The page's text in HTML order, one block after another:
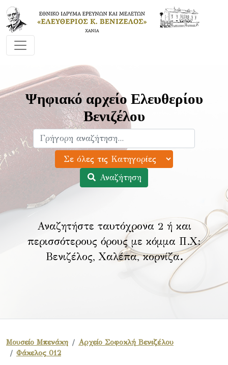
Ψηφιακό αρχείο Ελευθερίου
Βενιζέλου
Αναζήτηση
Αναζητήστε ταυτόχρονα 2 ή και
περισσότερους όρους με κόμμα Π.Χ:
Βενιζέλος, Χαλέπα, κορνίζα.
Μουσείο Μπενάκη
Αρχείο Σοφοκλή Βενιζέλου
Φάκελος 012